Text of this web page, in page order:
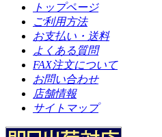
トップページ
ご利用方法
お支払い・送料
よくある質問
FAX注文について
お問い合わせ
店舗情報
サイトマップ